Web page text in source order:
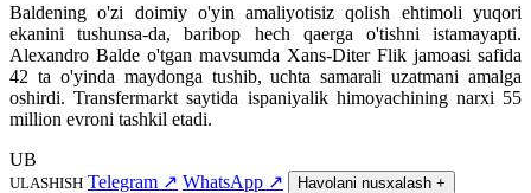
Baldening o'zi doimiy o'yin amaliyotisiz qolish ehtimoli yuqori
ekanini tushunsa-da, baribop hech qaerga o'tishni istamayapti.
Alexandro Balde o'tgan mavsumda Xans-Diter Flik jamoasi safida
42 ta o'yinda maydonga tushib, uchta samarali uzatmani amalga
oshirdi. Transfermarkt saytida ispaniyalik himoyachining narxi 55
million evroni tashkil etadi.
UB
ULASHISH Telegram ↗ WhatsApp ↗ Havolani nusxalash +